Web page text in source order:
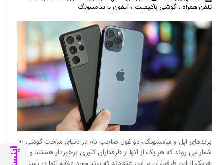
تلفن همراه ، گوشی باکیفیت ، آیفون یا سامسونگ
برندهای اپل و سامسونگ، دو غول صاحب نام در دنیای ساخت گوشی به
شمار می روند که هر یک از آنها از طرفداران کثیری برخوردار هستند و